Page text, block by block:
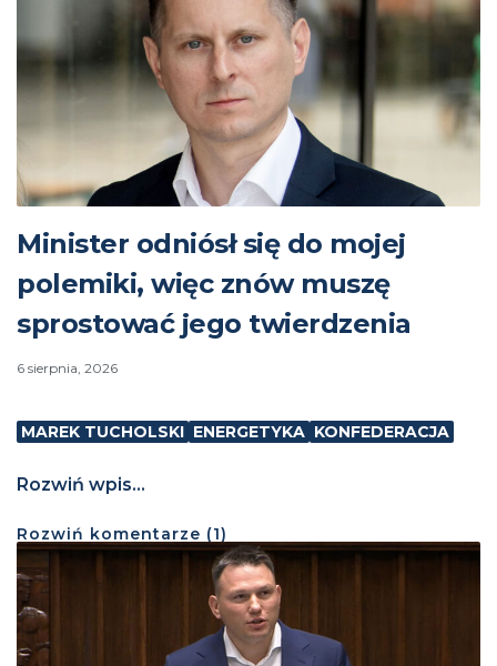
Minister odniósł się do mojej
polemiki, więc znów muszę
sprostować jego twierdzenia
6 sierpnia, 2026
MAREK TUCHOLSKI ENERGETYKA KONFEDERACJA
Rozwiń wpis...
Rozwiń komentarze (1)